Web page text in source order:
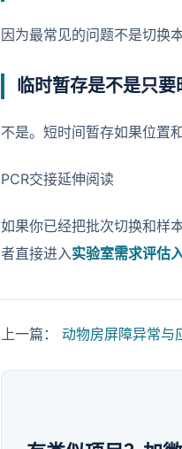
因为最常见的问题不是切换
临时暂存是不是只要
不是。短时间暂存如果位置
PCR交接延伸阅读
如果你已经把批次切换和样
者直接进入实验室需求评估
上一篇： 动物房屏障异常与